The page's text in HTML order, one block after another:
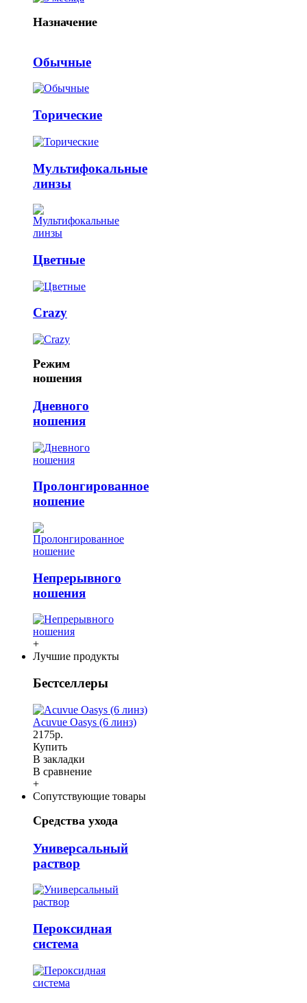
Назначение
Обычные
Торические
Мультифокальные
линзы
Цветные
Crazy
Режим
ношения
Дневного
ношения
Пролонгированное
ношение
Непрерывного
ношения
+
Лучшие продукты
Бестселлеры
Acuvue Oasys (6 линз)
2175р.
Купить
В закладки
В сравнение
+
Сопутствующие товары
Средства ухода
Универсальный
раствор
Пероксидная
система